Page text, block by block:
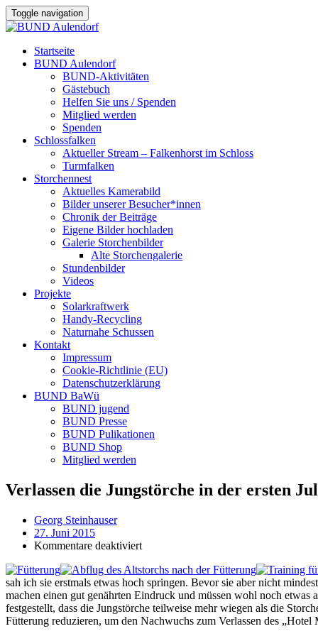
Toggle navigation
Startseite
BUND Aulendorf
BUND-Aktivitäten
Gästebuch
Helfen Sie uns / Spenden
Mitglied werden
Spenden
Schlossfalken
Aktueller Stream – Falkenhorst im Schloss
Turmfalken
Storchennest
Aktuelles Kamerabild
Bilder unserer Besucher*innen
Chronik der Beiträge
Eigene Bilder hochladen
Galerie Storchenbilder
Alte Storchengalerie
Stundenbilder
Videos
Projekte
Solarkraftwerk
Handy-Recycling
Naturnahe Schussen
Kontakt
Impressum
Cookie-Richtlinie (EU)
Datenschutzerklärung
BUND BaWü
BUND jugend
BUND Presse
BUND Pulikationen
BUND Shop
Mitglied werden
Verlassen die Jungstörche in der ersten
Georg Steinhauser
27. Juni 2015
Kommentare deaktiviertfür
die
Jungstörche
in
der
ersten
sah ich sie erstmals etwas hoch springen. Bevor sie aber nicht
machen einen gut genährten Eindruck und müssen wohl noch
festgestellt, dass die Jungstörche teilweise mehr wiegen als die
Fütterung reduzieren, um den Nachwuchs zum Verlassen des „Hotel